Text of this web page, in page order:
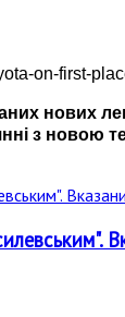
нових
з новою